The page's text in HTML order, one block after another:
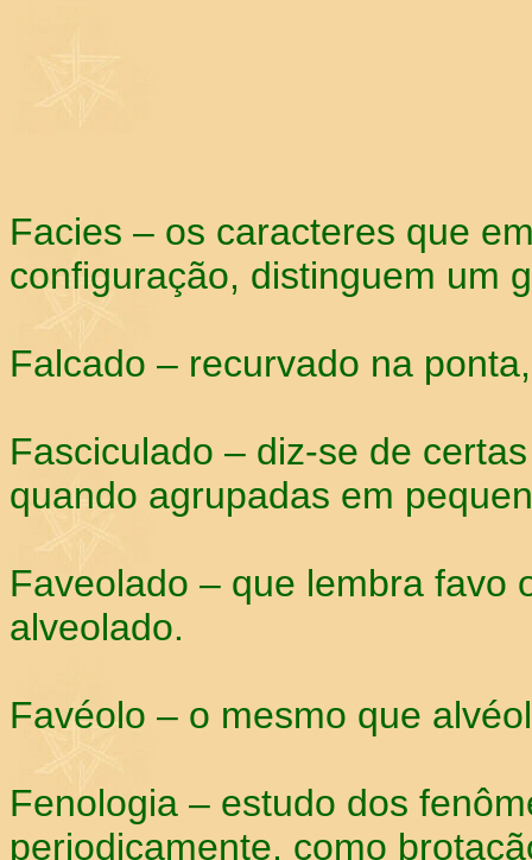
Facies – os caracteres que
configuração, distinguem um
Falcado – recurvado na
Fasciculado – diz-se de
quando agrupadas em
Faveolado – que lembra favo
alveolado.
Favéolo – o mesmo que
Fenologia – estudo dos
periodicamente, como